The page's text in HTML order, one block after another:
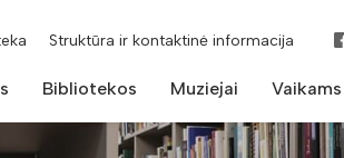
Struktūra ir kontaktinė informacija
Bibliotekos Muziejai Vaikams